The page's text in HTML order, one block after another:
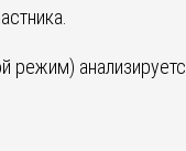
режим)